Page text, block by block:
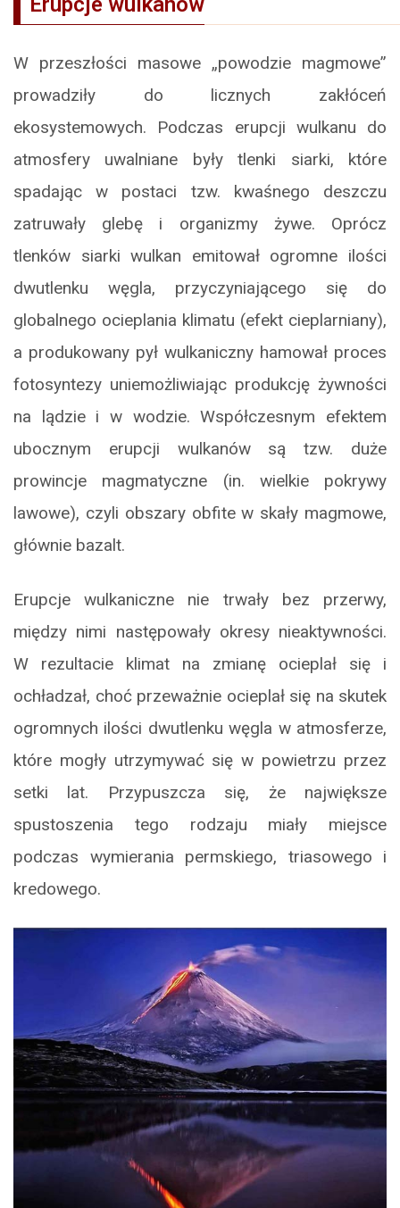
W przeszłości masowe „powodzie magmowe”
prowadziły do licznych zakłóceń
ekosystemowych. Podczas erupcji wulkanu do
atmosfery uwalniane były tlenki siarki, które
spadając w postaci tzw. kwaśnego deszczu
zatruwały glebę i organizmy żywe. Oprócz
tlenków siarki wulkan emitował ogromne ilości
dwutlenku węgla, przyczyniającego się do
globalnego ocieplania klimatu (efekt cieplarniany),
a produkowany pył wulkaniczny hamował proces
fotosyntezy uniemożliwiając produkcję żywności
na lądzie i w wodzie. Współczesnym efektem
ubocznym erupcji wulkanów są tzw. duże
prowincje magmatyczne (in. wielkie pokrywy
lawowe), czyli obszary obfite w skały magmowe,
głównie bazalt.
Erupcje wulkaniczne nie trwały bez przerwy,
między nimi następowały okresy nieaktywności.
W rezultacie klimat na zmianę ocieplał się i
ochładzał, choć przeważnie ocieplał się na skutek
ogromnych ilości dwutlenku węgla w atmosferze,
które mogły utrzymywać się w powietrzu przez
setki lat. Przypuszcza się, że największe
spustoszenia tego rodzaju miały miejsce
podczas wymierania permskiego, triasowego i
kredowego.